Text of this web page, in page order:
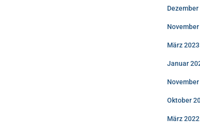
Dezember
März 2023
Januar
Oktober
März 2022